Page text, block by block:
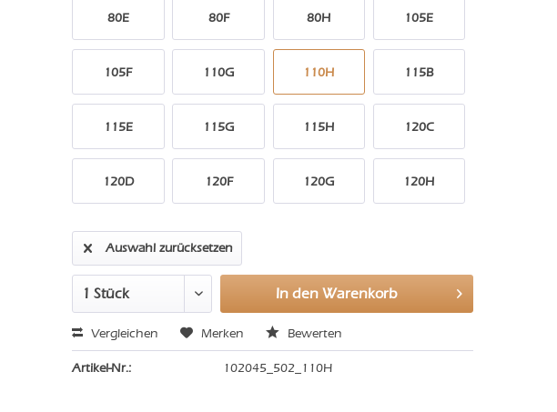
80E 80F 80H 105E
105F 110G 110H 115B
115E 115G 115H 120C
120D 120F 120G 120H
Auswahl zurücksetzen
In den Warenkorb
Vergleichen Merken Bewerten
Artikel-Nr.: 102045_502_110H